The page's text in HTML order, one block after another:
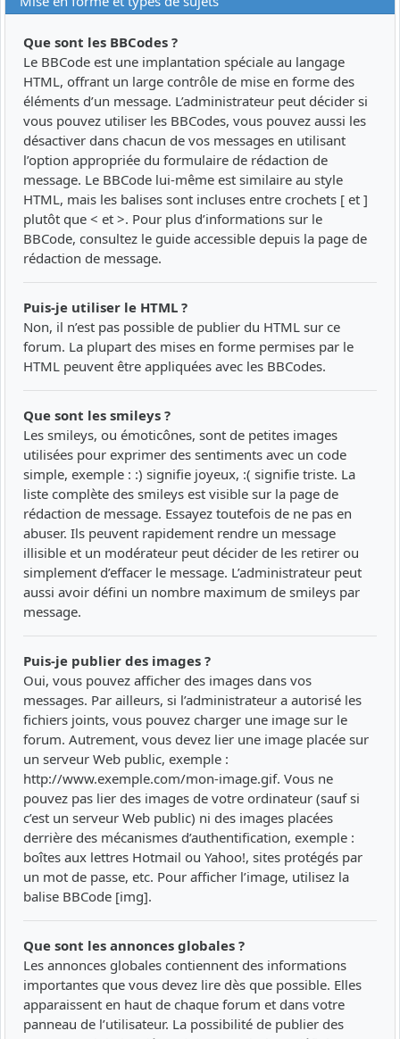
Que sont les BBCodes ?
Le BBCode est une implantation spéciale au langage
HTML, offrant un large contrôle de mise en forme des
éléments d’un message. L’administrateur peut décider si
vous pouvez utiliser les BBCodes, vous pouvez aussi les
désactiver dans chacun de vos messages en utilisant
l’option appropriée du formulaire de rédaction de
message. Le BBCode lui-même est similaire au style
HTML, mais les balises sont incluses entre crochets [ et ]
plutôt que < et >. Pour plus d’informations sur le
BBCode, consultez le guide accessible depuis la page de
rédaction de message.
Puis-je utiliser le HTML ?
Non, il n’est pas possible de publier du HTML sur ce
forum. La plupart des mises en forme permises par le
HTML peuvent être appliquées avec les BBCodes.
Que sont les smileys ?
Les smileys, ou émoticônes, sont de petites images
utilisées pour exprimer des sentiments avec un code
simple, exemple : :) signifie joyeux, :( signifie triste. La
liste complète des smileys est visible sur la page de
rédaction de message. Essayez toutefois de ne pas en
abuser. Ils peuvent rapidement rendre un message
illisible et un modérateur peut décider de les retirer ou
simplement d’effacer le message. L’administrateur peut
aussi avoir défini un nombre maximum de smileys par
message.
Puis-je publier des images ?
Oui, vous pouvez afficher des images dans vos
messages. Par ailleurs, si l’administrateur a autorisé les
fichiers joints, vous pouvez charger une image sur le
forum. Autrement, vous devez lier une image placée sur
un serveur Web public, exemple :
http://www.exemple.com/mon-image.gif. Vous ne
pouvez pas lier des images de votre ordinateur (sauf si
c’est un serveur Web public) ni des images placées
derrière des mécanismes d’authentification, exemple :
boîtes aux lettres Hotmail ou Yahoo!, sites protégés par
un mot de passe, etc. Pour afficher l’image, utilisez la
balise BBCode [img].
Que sont les annonces globales ?
Les annonces globales contiennent des informations
importantes que vous devez lire dès que possible. Elles
apparaissent en haut de chaque forum et dans votre
panneau de l’utilisateur. La possibilité de publier des